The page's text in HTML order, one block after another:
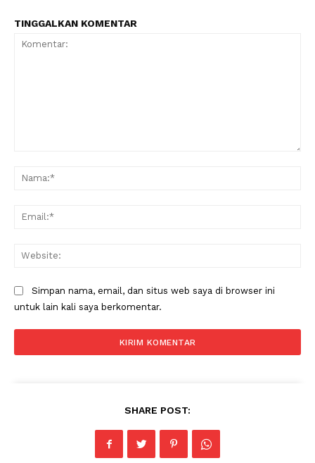
TINGGALKAN KOMENTAR
Simpan nama, email, dan situs web saya di browser ini
untuk lain kali saya berkomentar.
SHARE POST: